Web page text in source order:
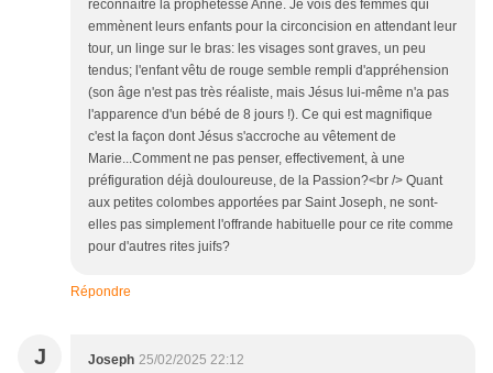
reconnaître la prophétesse Anne. Je vois des femmes qui
emmènent leurs enfants pour la circoncision en attendant leur
tour, un linge sur le bras: les visages sont graves, un peu
tendus; l'enfant vêtu de rouge semble rempli d'appréhension
(son âge n'est pas très réaliste, mais Jésus lui-même n'a pas
l'apparence d'un bébé de 8 jours !). Ce qui est magnifique
c'est la façon dont Jésus s'accroche au vêtement de
Marie...Comment ne pas penser, effectivement, à une
préfiguration déjà douloureuse, de la Passion?<br /> Quant
aux petites colombes apportées par Saint Joseph, ne sont-
elles pas simplement l'offrande habituelle pour ce rite comme
pour d'autres rites juifs?
Répondre
J Joseph 25/02/2025 22:12